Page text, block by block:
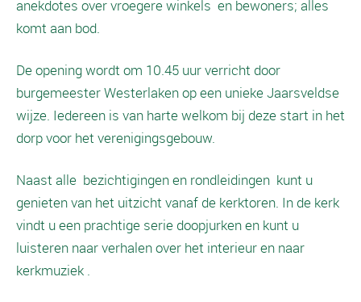
anekdotes over vroegere winkels en bewoners; alles
komt aan bod.
De opening wordt om 10.45 uur verricht door
burgemeester Westerlaken op een unieke Jaarsveldse
wijze. Iedereen is van harte welkom bij deze start in het
dorp voor het verenigingsgebouw.
Naast alle bezichtigingen en rondleidingen kunt u
genieten van het uitzicht vanaf de kerktoren. In de kerk
vindt u een prachtige serie doopjurken en kunt u
luisteren naar verhalen over het interieur en naar
kerkmuziek .